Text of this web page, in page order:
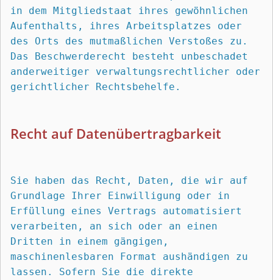
in dem Mitgliedstaat ihres gewöhnlichen
Aufenthalts, ihres Arbeitsplatzes oder
des Orts des mutmaßlichen Verstoßes zu.
Das Beschwerderecht besteht unbeschadet
anderweitiger verwaltungsrechtlicher oder
gerichtlicher Rechtsbehelfe.
Recht auf Daten­übertrag­barkeit
Sie haben das Recht, Daten, die wir auf
Grundlage Ihrer Einwilligung oder in
Erfüllung eines Vertrags automatisiert
verarbeiten, an sich oder an einen
Dritten in einem gängigen,
maschinenlesbaren Format aushändigen zu
lassen. Sofern Sie die direkte